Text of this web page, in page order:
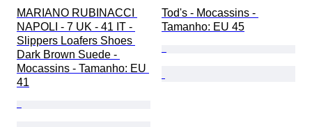
MARIANO RUBINACCI
NAPOLI - 7 UK - 41 IT -
Slippers Loafers Shoes
Dark Brown Suede -
Mocassins - Tamanho: EU
41
Tod's - Mocassins -
Tamanho: EU 45